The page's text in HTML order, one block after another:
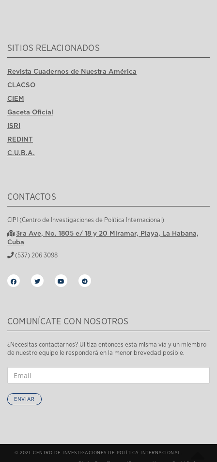
SITIOS RELACIONADOS
Revista Cuadernos de Nuestra América
CLACSO
CIEM
Gaceta Oficial
ISRI
REDINT
C.U.B.A.
CONTACTOS
CIPI (Centro de Investigaciones de Política Internacional)
3ra Ave, No. 1805 e/ 18 y 20 Miramar, Playa, La Habana,
Cuba
(537) 206 3098
COMUNÍCATE CON NOSOTROS
¿Necesitas contactarnos? Ulitiza entonces esta misma vía y un miembro
de nuestro equipo le responderá en la menor brevedad posible.
ENVIAR
© 2021. CENTRO DE INVESTIGACIONES DE POLÍTICA INTERNACIONAL.